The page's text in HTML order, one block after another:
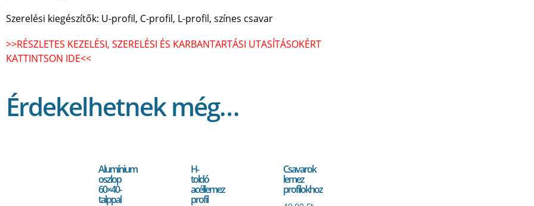
Szerelési kiegészítők: U-profil, C-profil, L-profil, színes csavar
>>RÉSZLETES KEZELÉSI, SZERELÉSI ÉS KARBANTARTÁSI UTASÍTÁSOKÉRT
KATTINTSON IDE<<
Érdekelhetnek még…
Alumínium
oszlop
60×40-
talppal
H-
toldó
acéllemez
profil
Csavarok
lemez
profilokhoz